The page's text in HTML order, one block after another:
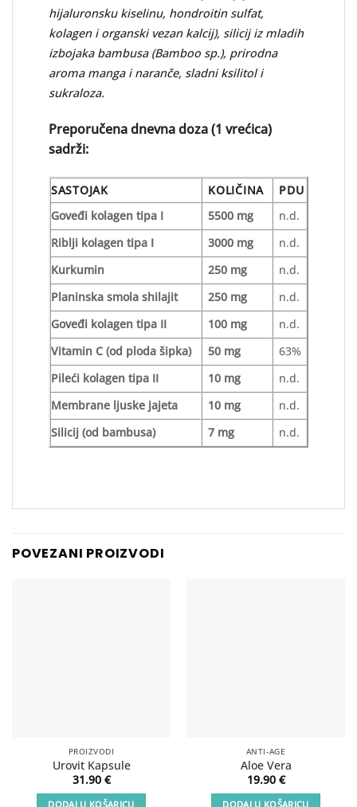
hijaluronsku kiselinu, hondroitin sulfat,
kolagen i organski vezan kalcij), silicij iz mladih
izbojaka bambusa (Bamboo sp.), prirodna
aroma manga i naranče, sladni ksilitol i
sukraloza.
Preporučena dnevna doza (1 vrećica)
sadrži:
SASTOJAK KOLIČINA
PDU
Goveđi kolagen tipa I
5500 mg
n.d.
Riblji kolagen tipa I
3000 mg
n.d.
Kurkumin
250 mg
n.d.
Planinska smola shilajit
250 mg
n.d.
Goveđi kolagen tipa II
100 mg
n.d.
Vitamin C (od ploda šipka)
50 mg
63%
Pileći kolagen tipa II
10 mg
n.d.
Membrane ljuske jajeta
10 mg
n.d.
Silicij (od bambusa)
7 mg n.d.
POVEZANI PROIZVODI
PROIZVODI
Urovit Kapsule
31.90 €
DODAJ U KOŠARICU
ANTI-AGE
Aloe Vera
19.90 €
DODAJ U KOŠARICU